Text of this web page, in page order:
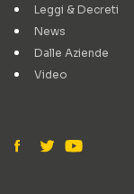
Leggi & Decreti
News
Dalle Aziende
Video